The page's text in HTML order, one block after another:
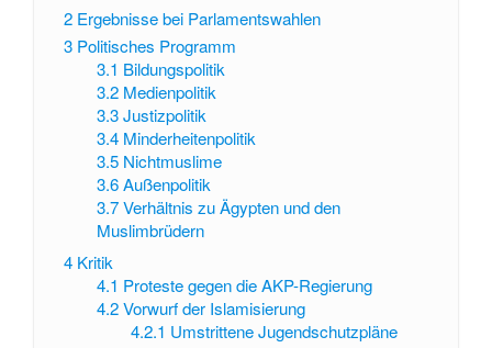
2 Ergebnisse bei Parlamentswahlen
3 Politisches Programm
3.1 Bildungspolitik
3.2 Medienpolitik
3.3 Justizpolitik
3.4 Minderheitenpolitik
3.5 Nichtmuslime
3.6 Außenpolitik
3.7 Verhältnis zu Ägypten und den
Muslimbrüdern
4 Kritik
4.1 Proteste gegen die AKP-Regierung
4.2 Vorwurf der Islamisierung
4.2.1 Umstrittene Jugendschutzpläne